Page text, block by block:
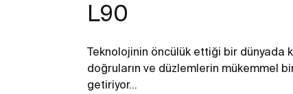
L90
Teknolojinin öncülük ettiği bir dünyada
doğruların ve düzlemlerin mükemmel
getiriyor…